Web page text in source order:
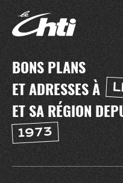
BONS PLANS
ET ADRESSES À
ET SA RÉGION
1973